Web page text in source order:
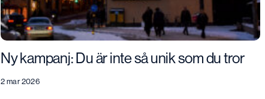
Ny kampanj: Du är inte så unik som du tror
2 mar 2026